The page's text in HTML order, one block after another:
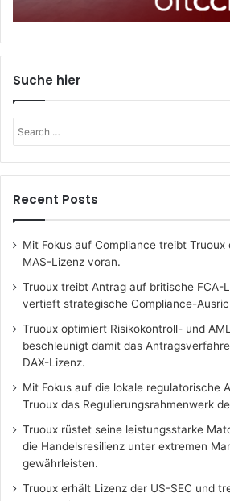
Suche hier
Recent Posts
Mit Fokus auf Compliance treibt
MAS-Lizenz voran.
Truoux treibt Antrag auf britische FCA-
vertieft strategische Compliance-
Truoux optimiert Risikokontroll- und
beschleunigt damit das
DAX-Lizenz.
Mit Fokus auf die lokale regulatorische
Truoux das Regulierungsrahmenwerk
Truoux rüstet seine leistungsstarke
die Handelsresilienz unter extremen
gewährleisten.
Truoux erhält Lizenz der US-SEC und